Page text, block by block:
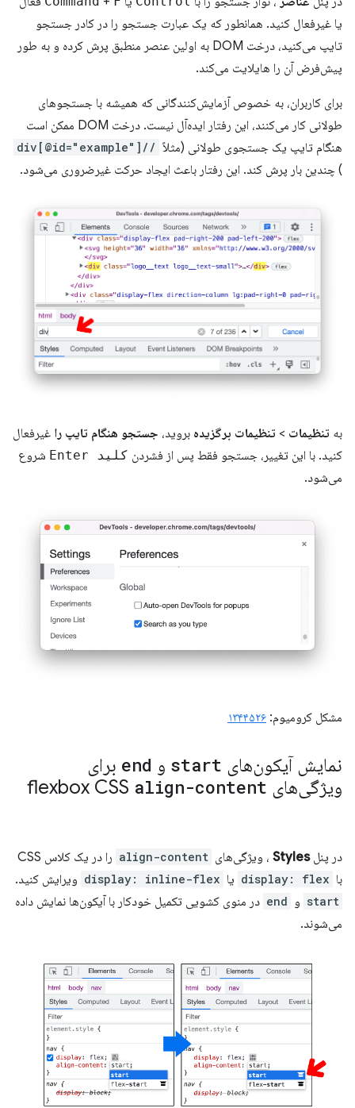
یا غیرفعال کنید. همانطور که یک عبارت جستجو را در کادر جستجو
تایپ می‌کنید، درخت DOM به اولین عنصر منطبق پرش کرده و به طور
پیش‌فرض آن را هایلایت می‌کند.
برای کاربران، به خصوص آزمایش‌کنندگانی که همیشه با جستجوهای
طولانی کار می‌کنند، این رفتار ایده‌آل نیست. درخت DOM ممکن است
هنگام تایپ یک جستجوی طولانی (مثلاً //div[@id="example"]
) چندین بار پرش کند. این رفتار باعث ایجاد حرکت غیرضروری می‌شود.
به تنظیمات > تنظیمات برگزیده بروید، جستجو هنگام تایپ را غیرفعال
کنید. با این تغییر، جستجو فقط پس از فشردن کلید Enter
شروع
می‌شود.
مشکل کرومیوم: ۱۳۴۴۵۲۶
نمایش آیکون‌های start و end برای
ویژگی‌های flexbox CSS align-content
در پنلStyles ، ویژگی‌های align-content
را در یک کلاس CSS
با display: flex یا display: inline-flex ویرایش کنید.
start و end در منوی کشویی تکمیل خودکار با آیکون‌ها نمایش داده
می‌شوند.